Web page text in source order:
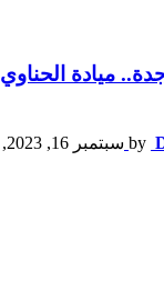
ميادة
by سبتمبر 16, 2023, 12:44 م